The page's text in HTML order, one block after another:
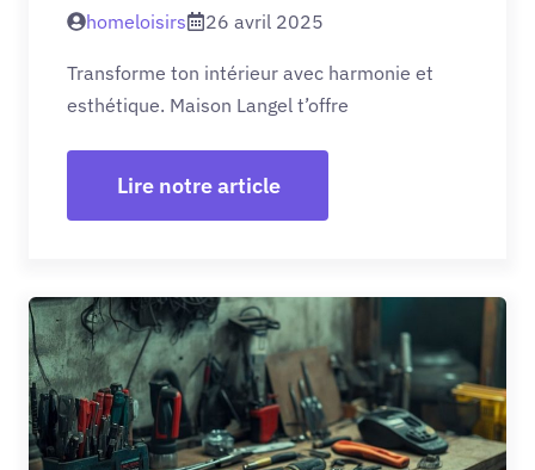
homeloisirs 26 avril 2025
Transforme ton intérieur avec harmonie et
esthétique. Maison Langel t’offre
Lire notre article